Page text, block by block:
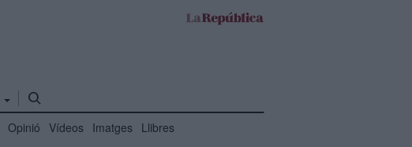
Opinió Vídeos Imatges Llibres